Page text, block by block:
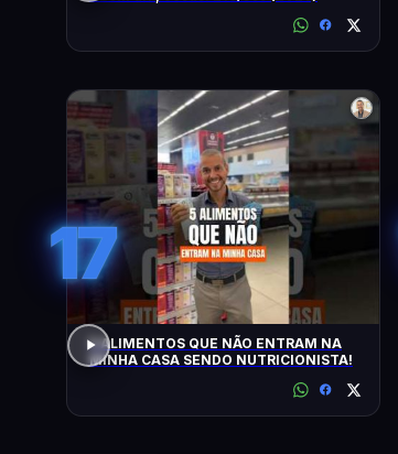
17
5 ALIMENTOS QUE NÃO ENTRAM NA
MINHA CASA SENDO NUTRICIONISTA!